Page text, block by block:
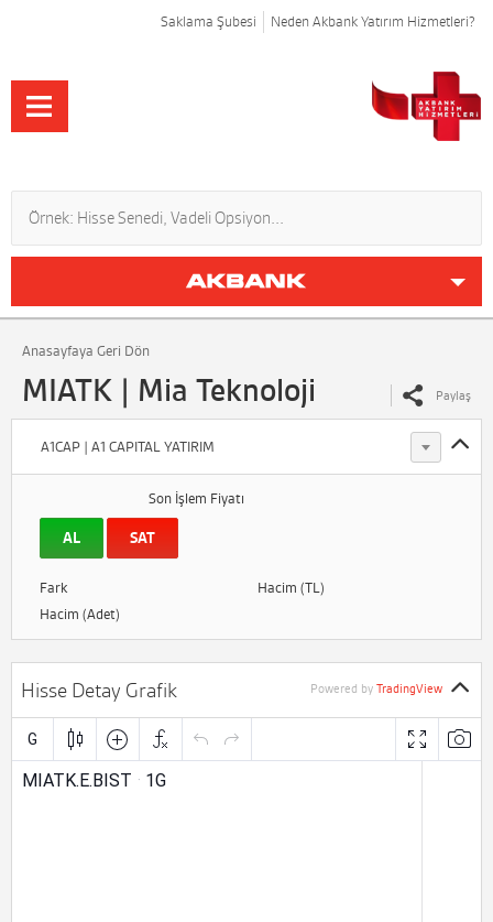
Saklama Şubesi Neden Akbank Yatırım Hizmetleri?
Anasayfaya Geri Dön
MIATK | Mia Teknoloji Paylaş
A1CAP | A1 CAPITAL YATIRIM
Son İşlem Fiyatı
AL SAT
Fark
Hacim (TL)
Hacim (Adet)
Hisse Detay Grafik Powered by TradingView